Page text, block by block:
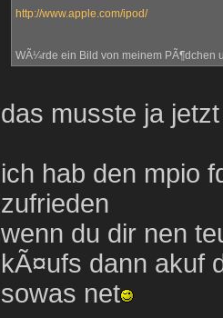
http://www.apple.com/ipod/
WÃ¼rde ein Bild von meinem PÃ¶dchen
das musste ja
ich hab den mpio
zufrieden
wenn du dir nen
kÃ¤ufs dann akuf
sowas net